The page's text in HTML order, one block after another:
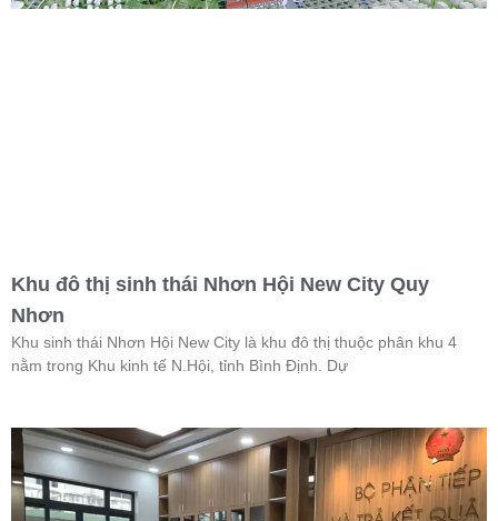
Khu đô thị sinh thái Nhơn Hội New City Quy
Nhơn
Khu sinh thái Nhơn Hội New City là khu đô thị thuộc phân khu 4
nằm trong Khu kinh tế N.Hội, tỉnh Bình Định. Dự